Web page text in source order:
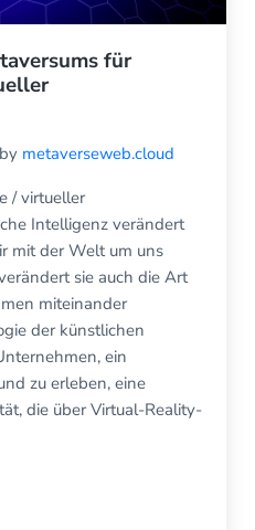
für
by metaverseweb.cloud
/ virtueller
Intelligenz verändert
mit der Welt um uns
sie auch die Art
miteinander
der künstlichen
ein
zu erleben, eine
die über Virtual-Reality-
für Unternehmen / virtueller